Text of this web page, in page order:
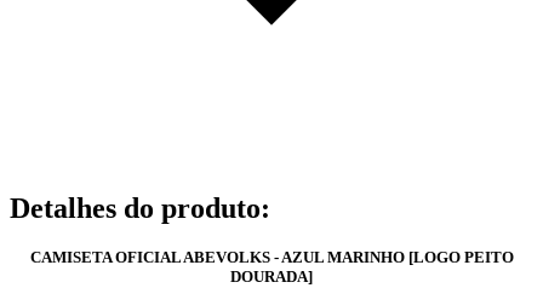
Detalhes do produto:
CAMISETA OFICIAL ABEVOLKS - AZUL MARINHO [LOGO PEITO
DOURADA]